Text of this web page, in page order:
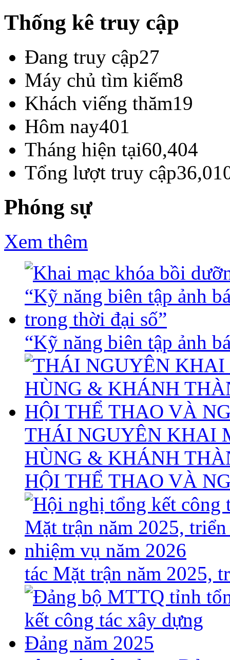
Thống kê truy cập
Đang truy cập27
Máy chủ tìm kiếm8
Khách viếng thăm19
Hôm nay401
Tháng hiện tại60,404
Tổng lượt truy cập
Phóng sự
Xem thêm
“Kỹ năng biên tập ảnh
THÁI NGUYÊN KHAI
HÙNG & KHÁNH
HỘI THỂ THAO VÀ
tác Mặt trận năm 2025,